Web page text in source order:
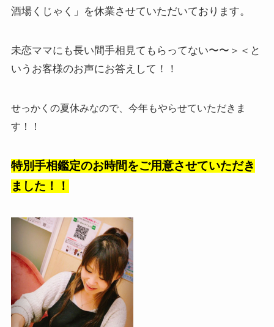
酒場くじゃく」を休業させていただいております。
未恋ママにも長い間手相見てもらってない〜〜＞＜と
いうお客様のお声にお答えして！！
せっかくの夏休みなので、今年もやらせていただきま
す！！
特別手相鑑定のお時間をご用意させていただき
ました！！